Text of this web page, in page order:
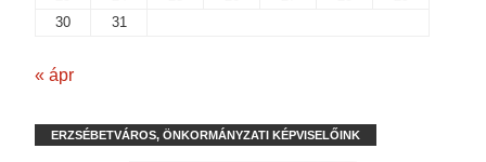
30
31
« ápr
ERZSÉBETVÁROS, ÖNKORMÁNYZATI KÉPVISELŐINK